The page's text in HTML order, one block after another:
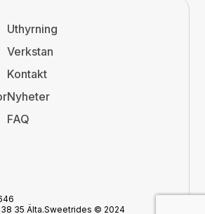
Uthyrning
Verkstan
Kontakt
Nyheter
FAQ
35 Älta.Sweetrides © 2024